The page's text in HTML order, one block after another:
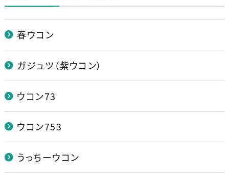
春ウコン
ガジュツ（紫ウコン）
ウコン73
ウコン753
うっちーウコン